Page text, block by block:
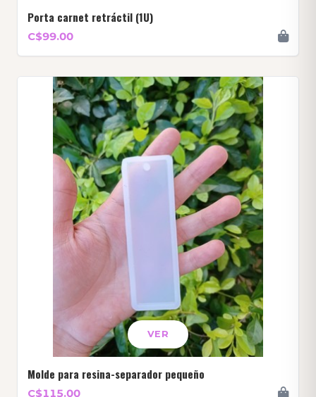
Porta carnet retráctil (1U)
C$99.00
VER
Molde para resina-separador pequeño
C$115.00